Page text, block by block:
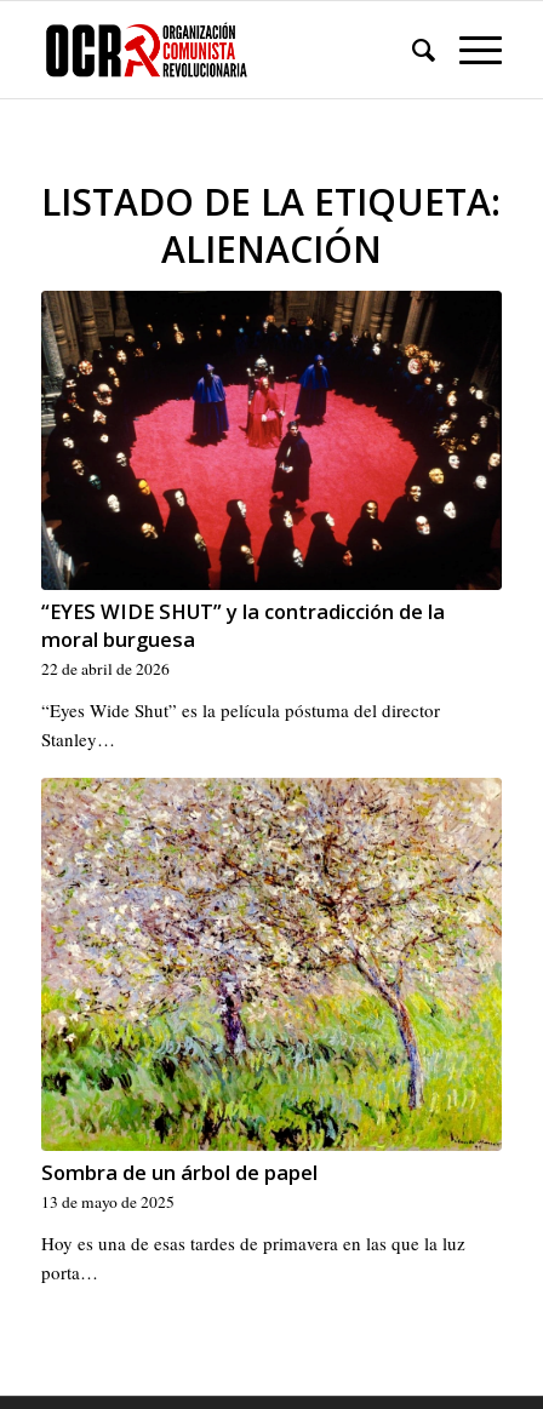
LISTADO DE LA ETIQUETA:
ALIENACIÓN
“EYES WIDE SHUT” y la contradicción de la
moral burguesa
22 de abril de 2026
“Eyes Wide Shut” es la película póstuma del director
Stanley…
Sombra de un árbol de papel
13 de mayo de 2025
Hoy es una de esas tardes de primavera en las que la luz
porta…